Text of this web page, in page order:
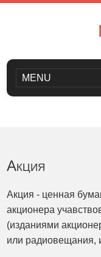
Акция
Акция - ценная
акционера
(изданиями
или радиовещания,